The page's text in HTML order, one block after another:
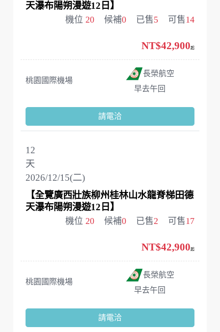
天瀑布陽朔漫遊12日】
機位 20 候補0 已售5 可售14
桃園國際機場
長榮航空
早去午回
NT$42,900起
請電洽
2026/12/15(二)
12
天
【全覽廣西壯族柳州桂林山水龍脊梯田德
天瀑布陽朔漫遊12日】
機位 20 候補0 已售2 可售17
桃園國際機場
長榮航空
早去午回
NT$42,900起
請電洽